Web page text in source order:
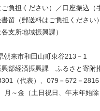
負担ください）／口座振込（
留（郵送料はご負担ください
支所地域振興課）
来市和田山町東谷213－1
部経済振興課 ふるさと寄附
（代表）、079－672－
～金（土日祝日、年末年始除